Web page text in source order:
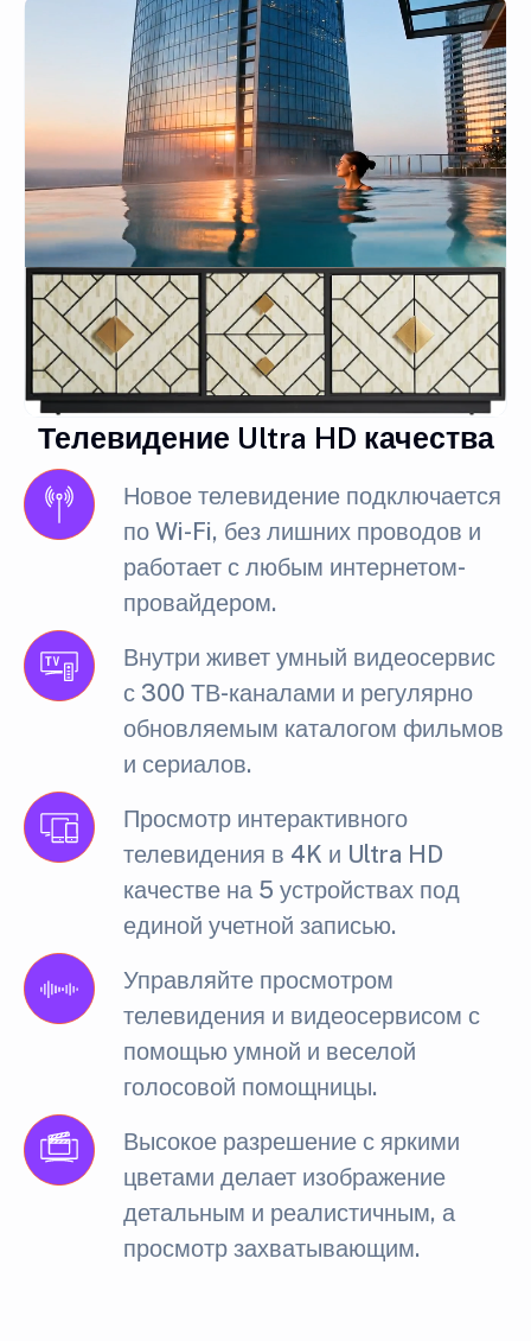
Телевидение Ultra HD качества
Новое телевидение подключается
по Wi-Fi, без лишних проводов и
работает с любым интернетом-
провайдером.
Внутри живет умный видеосервис
с 300 ТВ-каналами и регулярно
обновляемым каталогом фильмов
и сериалов.
Просмотр интерактивного
телевидения в 4K и Ultra HD
качестве на 5 устройствах под
единой учетной записью.
Управляйте просмотром
телевидения и видеосервисом с
помощью умной и веселой
голосовой помощницы.
Высокое разрешение с яркими
цветами делает изображение
детальным и реалистичным, а
просмотр захватывающим.